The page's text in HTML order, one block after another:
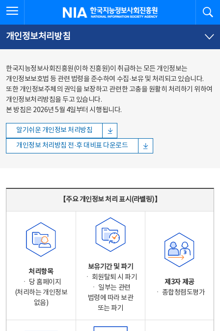
바로가기
바로가기
한국지능정보사회진흥원
개인정보처리방침
한국지능정보사회진흥원(이하 진흥원)이 취급하는 모든 개인정보는
개인정보보호법 등 관련 법령을 준수하여 수집·보유 및 처리되고 있습니다.
또한 개인정보주체의 권익을 보장하고 관련한 고충을 원활히 처리하기 위하여
개인정보처리방침을 두고 있습니다.
본 방침은 2026년 5월 4일부터 시행됩니다.
알기쉬운 개인정보 처리방침
개인정보 처리방침 전·후 대비표 다운로드
【주요 개인정보 처리 표시(라벨링)】
처리항목
ㆍ 당 홈페이지
(처리하는 개인정보
없음)
보유기간 및 파기
ㆍ 회원탈퇴 시 파기
ㆍ 일부는 관련
법령에 따라 보관
또는 파기
제3자 제공
ㆍ 종합청렴도평가